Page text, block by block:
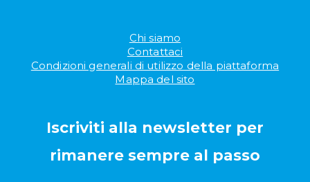
Chi siamo
Contattaci
Condizioni generali di utilizzo della piattaforma
Mappa del sito
Iscriviti alla newsletter per
rimanere sempre al passo